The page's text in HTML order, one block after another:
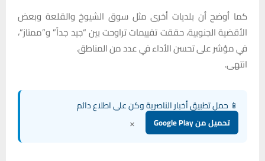
كما أوضح أن بلديات أخرى مثل سوق الشيوخ والقلعة وبعض
الأقضية الجنوبية، حققت تقييمات تراوحت بين “جيد جداً” و”ممتاز”،
في مؤشر على تحسن الأداء في عدد من المناطق.
انتهى.
📱 حمل تطبيق أخبار الناصرية وكن على اطلاع دائم
تحميل من Google Play ×